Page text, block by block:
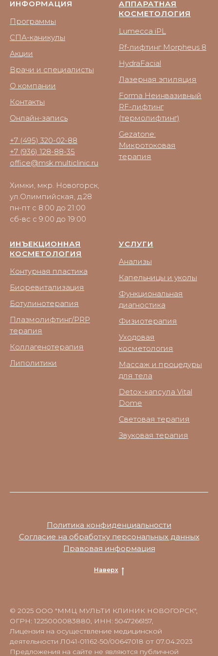
ИНФОРМАЦИЯ
Программы
СПА-каникулы
Акции
Врачи и специалисты
О компании
Контакты
Онлайн-запись
+7 (495) 320-02-88
+7 (936) 128-88-35
office@msk.multiclinic.ru
Химки, мкр. Новогорск,
ул.Олимпийская, д.28
пн-пт с 8:00 до 21:00
сб-вс с 9:00 до 19:00
АППАРАТНАЯ
КОСМЕТОЛОГИЯ
Lumecca iPL
Rf-лифтинг Morpheus 8
HydraFacial
Лазерная эпиляция
Forma Неинвазивный
RF-лифтинг
(термолифтинг)
Gezatone:
Микротоковая
терапия
ИНЪЕКЦИОННАЯ
КОСМЕТОЛОГИЯ
Контурная пластика
Биоревитализация
Ботулинотерапия
Плазмолифтинг/PRP
терапия
Коллагенотерапия
Липолитики
УСЛУГИ
Анализы
Капельницы и уколы
Функциональная
диагностика
Физиотерапия
Уходовая
косметология
Массаж и процедуры
для тела
Detox-капсула Vital
Dome
Световая терапия
Звуковая терапия
Политика конфиденциальности
Согласие на обработку персональных данных
Правовая информация
Наверх
© 2025 ООО "ММЦ МУЛЬТИ КЛИНИК НОВОГОРСК",
ОГРН: 1225000083880, ИНН: 5047266157,
Лицензия на осуществление медицинской
деятельности Л041-01162-50/00647018 от 07.04.2023
Предложения на сайте не являются публичной